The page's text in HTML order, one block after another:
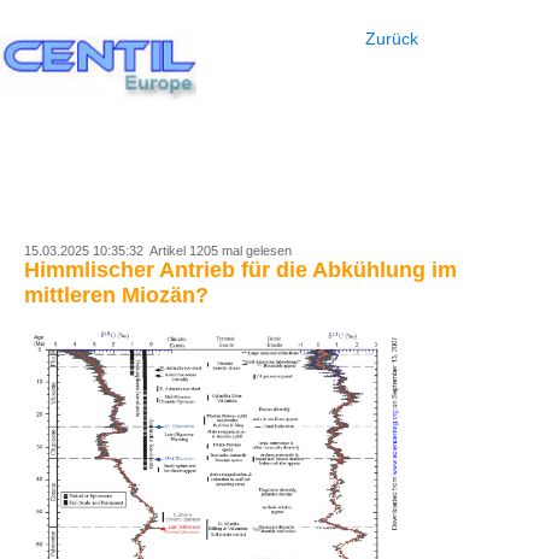
Zurück
15.03.2025 10:35:32 Artikel 1205 mal gelesen
Himmlischer Antrieb für die Abkühlung im
mittleren Miozän?